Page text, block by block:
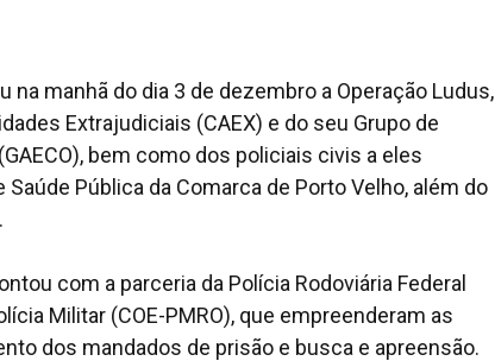
manhã do dia 3 de dezembro a Operação Ludus,
Extrajudiciais (CAEX) e do seu Grupo de
bem como dos policiais civis a eles
Pública da Comarca de Porto Velho, além do
com a parceria da Polícia Rodoviária Federal
Militar (COE-PMRO), que empreenderam as
dos mandados de prisão e busca e apreensão.